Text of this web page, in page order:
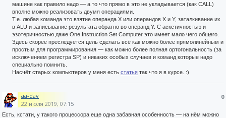
машине как правило надо — а то что прямо в это не укладывается (как CALL)
вполне можно реализовать двумя операциями.
Т.е. любая команда это взятие операнда X или операндов X и Y, заталкивание их
в ALU и записывание результата обратно во операнд Y. С аскетичностью и
эзотеричностью даже One Instruction Set Computer это имеет мало чего общего.
Здесь скорее преследуется цель сделать всё как можно более прямолинейным и
простым для программирования — как можно более полная ортогональность (за
исключением регистра SP) и никаких особых случаев и команд которые надо
специально помнить.
Насчёт старых компьютеров у меня есть статья так что я в курсе. :)
0
aa-dav
22 июля 2019, 07:15
Есть, кстати, у такого процессора еще одна забавная особенность — на нём можно